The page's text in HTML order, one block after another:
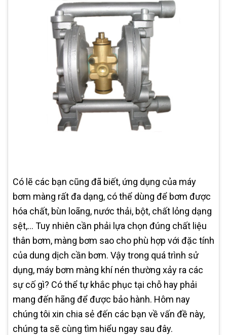
Có lẽ các bạn cũng đã biết, ứng dụng của máy
bơm màng rất đa dạng, có thể dùng để bơm được
hóa chất, bùn loãng, nước thải, bột, chất lỏng dạng
sệt,… Tuy nhiên cần phải lựa chọn đúng chất liệu
thân bơm, màng bơm sao cho phù hợp với đặc tính
của dung dịch cần bơm. Vậy trong quá trình sử
dụng, máy bơm màng khí nén thường xảy ra các
sự cố gì? Có thể tự khắc phục tại chỗ hay phải
mang đến hãng để được bảo hành. Hôm nay
chúng tôi xin chia sẻ đến các bạn về vấn đề này,
chúng ta sẽ cùng tìm hiểu ngay sau đây.